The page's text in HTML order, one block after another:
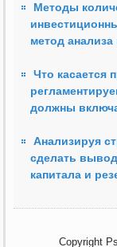
Методы
метод
Что касается
должны
Анализируя
сделать
капитала и
Copyright